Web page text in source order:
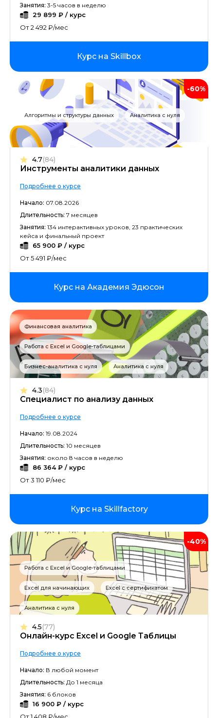
Занятия: 3-5 часов в неделю
29 899 ₽ / курс
От 2 492 ₽/мес
Курс на Skillbox
-60%
Алгоритмы и структуры данных Аналитика с нуля
Инструменты аналитики данных
4.7(84)
Подробнее о курсе
Начало: 07.08.2026
Длительность: 7 месяцев
Занятия: 134 интерактивных уроков, 23 практических
кейса и финальный проект
65 900 ₽ / курс
От 5 491 ₽/мес
Курс на Академия Эдюсон
Финансовая аналитика
Работа с Excel и Google-таблицами
Бизнес-аналитика с нуля Аналитика с нуля
Специалист по анализу данных
4.3(84)
Подробнее о курсе
Начало: 19.08.2024
Длительность: 10 месяцев
Занятия: около 8 часов в неделю
86 364 ₽ / курс
От 3 110 ₽/мес
Курс на Skillfactory
-40%
Работа с Excel и Google-таблицами
Excel для начинающих Excel с сертификатом
Аналитика с нуля
Онлайн-курс Excel и Google Таблицы
4.5(77)
Подробнее о курсе
Начало: В любой момент
Длительность: До 1 месяца
Занятия: 6 блоков
16 900 ₽ / курс